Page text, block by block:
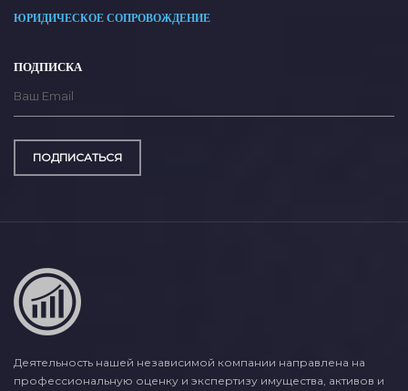
ЮРИДИЧЕСКОЕ СОПРОВОЖДЕНИЕ
ПОДПИСКА
ПОДПИСАТЬСЯ
Деятельность нашей независимой компании направлена на
профессиональную оценку и экспертизу имущества, активов и